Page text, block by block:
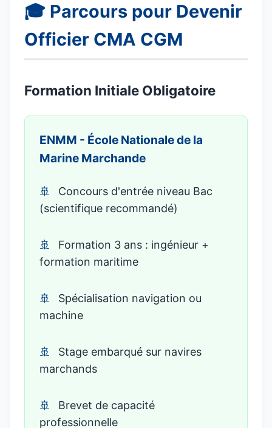
🎓 Parcours pour Devenir
Officier CMA CGM
Formation Initiale Obligatoire
ENMM - École Nationale de la
Marine Marchande
Concours d'entrée niveau Bac
(scientifique recommandé)
Formation 3 ans : ingénieur +
formation maritime
Spécialisation navigation ou
machine
Stage embarqué sur navires
marchands
Brevet de capacité
professionnelle